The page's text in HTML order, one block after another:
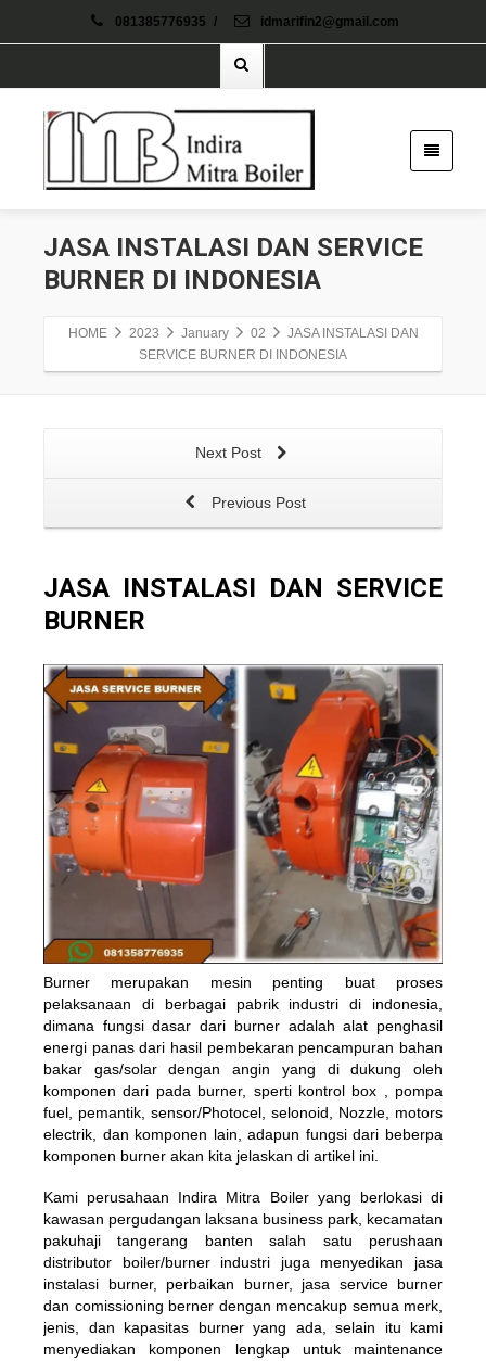
081385776935 / idmarifin2@gmail.com
JASA INSTALASI DAN SERVICE
BURNER DI INDONESIA
HOME 2023 January 02
JASA INSTALASI DAN
SERVICE BURNER DI INDONESIA
Next Post
Previous Post
JASA INSTALASI DAN SERVICE
BURNER
Burner merupakan mesin penting buat proses
pelaksanaan di berbagai pabrik industri di indonesia,
dimana fungsi dasar dari burner adalah alat penghasil
energi panas dari hasil pembekaran pencampuran bahan
bakar gas/solar dengan angin yang di dukung oleh
komponen dari pada burner, sperti kontrol box , pompa
fuel, pemantik, sensor/Photocel, selonoid, Nozzle, motors
electrik, dan komponen lain, adapun fungsi dari beberpa
komponen burner akan kita jelaskan di artikel ini.
Kami perusahaan Indira Mitra Boiler yang berlokasi di
kawasan pergudangan laksana business park, kecamatan
pakuhaji tangerang banten salah satu perushaan
distributor boiler/burner industri juga menyedikan jasa
instalasi burner, perbaikan burner, jasa service burner
dan comissioning berner dengan mencakup semua merk,
jenis, dan kapasitas burner yang ada, selain itu kami
menyediakan komponen lengkap untuk maintenance